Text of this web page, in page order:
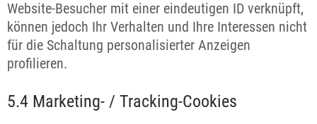
Website-Besucher mit einer eindeutigen ID verknüpft,
können jedoch Ihr Verhalten und Ihre Interessen nicht
für die Schaltung personalisierter Anzeigen
profilieren.
5.4 Marketing- / Tracking-Cookies